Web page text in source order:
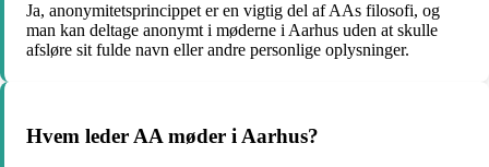
Ja, anonymitetsprincippet er en vigtig del af AAs filosofi, og
man kan deltage anonymt i møderne i Aarhus uden at skulle
afsløre sit fulde navn eller andre personlige oplysninger.
Hvem leder AA møder i Aarhus?